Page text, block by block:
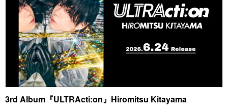
3rd Album『ULTRActi:on』Hiromitsu Kitayama